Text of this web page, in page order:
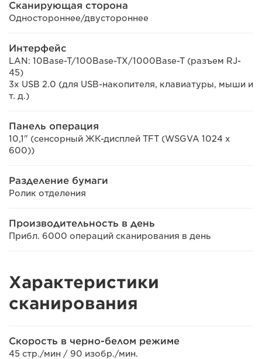
Сканирующая сторона
Одностороннее/двустороннее
Интерфейс
LAN: 10Base-T/100Base-TX/1000Base-T (разъем RJ-
45)
3x USB 2.0 (для USB-накопителя, клавиатуры, мыши и
т. д.)
Панель операция
10,1" (сенсорный ЖК-дисплей TFT (WSGVA 1024 x
600))
Разделение бумаги
Ролик отделения
Производительность в день
Прибл. 6000 операций сканирования в день
Характеристики
cканирования
Скорость в черно-белом режиме
45 стр./мин / 90 изобр./мин.